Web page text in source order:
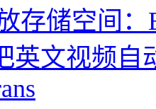
存储空间：
英文视频